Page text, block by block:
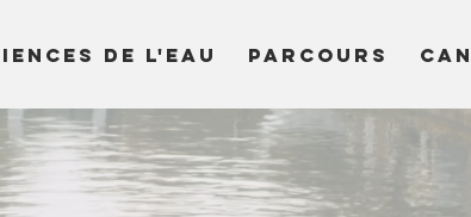
DE L'EAU PARCOURS